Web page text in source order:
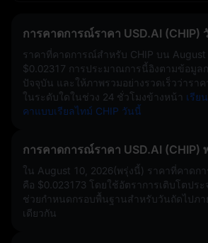
การคาดการณ์ราคา USD.AI (CHIP)
ราคาที่คาดการณ์สำหรับ CHIP บน
$0.02317 การประมาณการนี้อิงตามข้อมูล
ปัจจุบัน และให้ภาพรวมอย่างรวดเร็วว่ารา
ในระดับใดในช่วง 24 ชั่วโมงข้างหน้า เรีย
คาแบบเรียลไทม์ CHIP วันนี้
การคาดการณ์ราคา USD.AI (CHIP)
ใน August 10, 2026(พรุ่งนี้) ราคาที่คาดก
คือ $0.023173 โดยใช้อัตราการเติบโตประ
ช่วยกำหนดกรอบพื้นฐานสำหรับวันถัดไปภ
เดียวกัน